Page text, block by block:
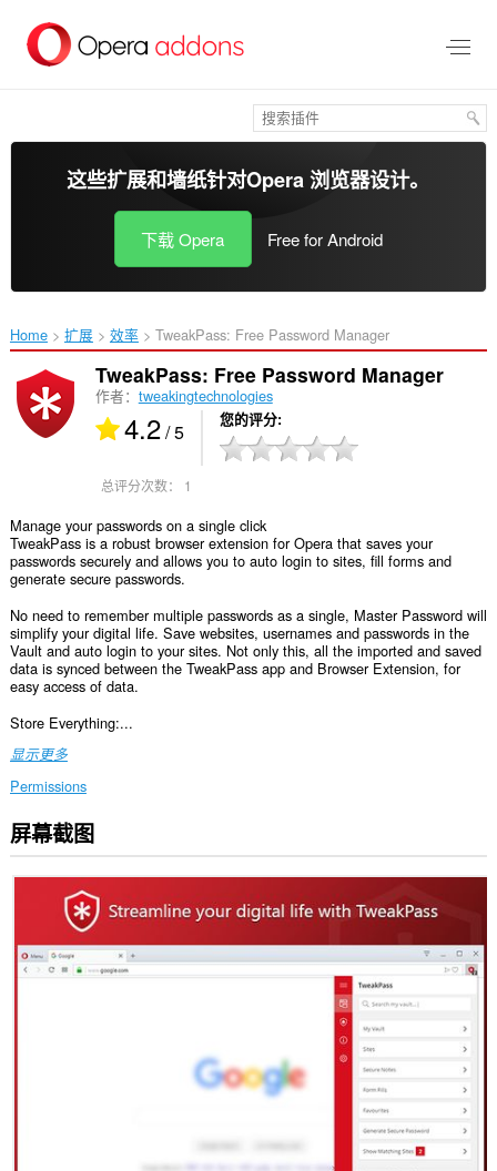
这些扩展和墙纸针对Opera 浏览器设计。
下载 Opera Free for Android
Home 扩展 效率 TweakPass: Free Password Manager‎
TweakPass: Free Password Manager
作者： tweakingtechnologies
4.2/ 5 您的评分
总评分次数： 1
Manage your passwords on a single click
TweakPass is a robust browser extension for Opera that saves your
passwords securely and allows you to auto login to sites, fill forms and
generate secure passwords.
No need to remember multiple passwords as a single, Master Password will
simplify your digital life. Save websites, usernames and passwords in the
Vault and auto login to your sites. Not only this, all the imported and saved
data is synced between the TweakPass app and Browser Extension, for
easy access of data.
Store Everything:...
显示更多
Permissions
此
扩
您
在
所
屏幕截图